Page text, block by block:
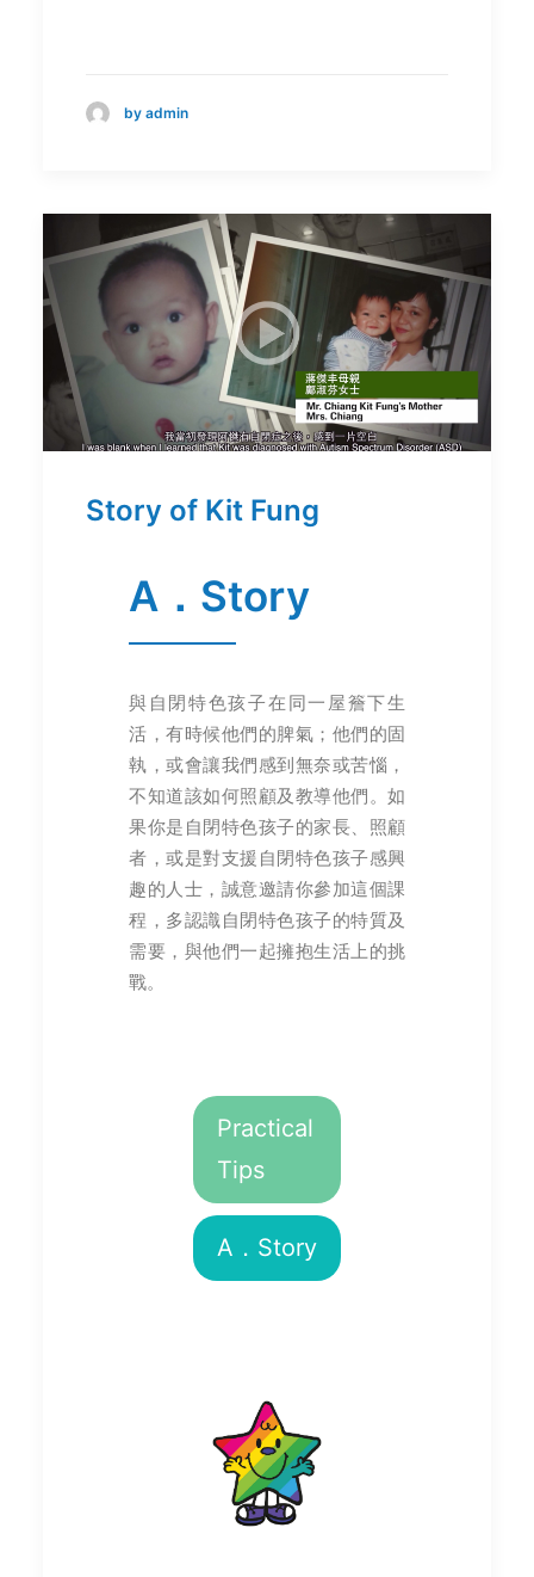
by admin
Story of Kit Fung
A．Story
與自閉特色孩子在同一屋簷下生
活，有時候他們的脾氣；他們的固
執，或會讓我們感到無奈或苦惱，
不知道該如何照顧及教導他們。如
果你是自閉特色孩子的家長、照顧
者，或是對支援自閉特色孩子感興
趣的人士，誠意邀請你參加這個課
程，多認識自閉特色孩子的特質及
需要，與他們一起擁抱生活上的挑
戰。
Practical
Tips
A．Story